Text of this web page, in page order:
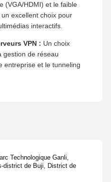
(VGA/HDMI) et le faible
excellent choix pour
interactifs.
VPN : Un choix
gestion de réseau
entreprise et le tunneling
Technologique Ganli,
district de Buji, District de